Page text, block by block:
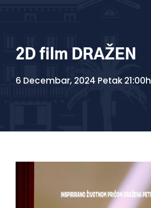
2D film DRAŽEN
6 Decembar, 2024 Petak 21:00h